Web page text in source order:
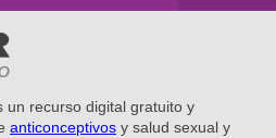
un recurso digital gratuito y
anticonceptivos y salud sexual y